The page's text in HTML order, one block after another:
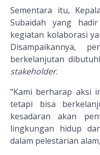
Sementara itu,
Subaidah yang
kegiatan kolaborasi
Disampaikannya,
berkelanjutan
stakeholder.
"Kami berharap aksi
tetapi bisa
kesadaran akan
lingkungan hidup
dalam pelestarian